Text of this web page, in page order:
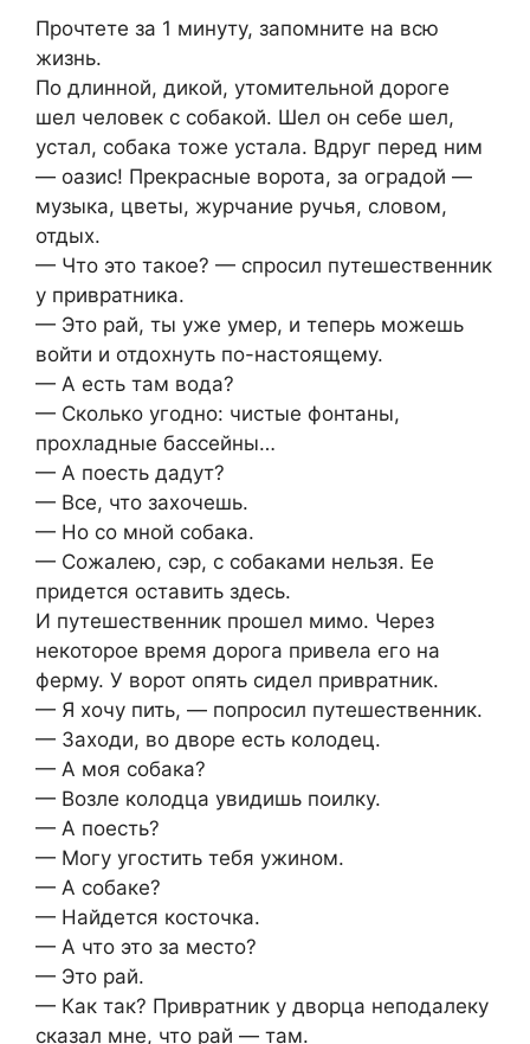
Прочтете за 1 минуту, запомните на всю
жизнь.
По длинной, дикой, утомительной дороге
шел человек с собакой. Шел он себе шел,
устал, собака тоже устала. Вдруг перед ним
— оазис! Прекрасные ворота, за оградой —
музыка, цветы, журчание ручья, словом,
отдых.
— Что это такое? — спросил путешественник
у привратника.
— Это рай, ты уже умер, и теперь можешь
войти и отдохнуть по-настоящему.
— А есть там вода?
— Сколько угодно: чистые фонтаны,
прохладные бассейны…
— А поесть дадут?
— Все, что захочешь.
— Но со мной собака.
— Сожалею, сэр, с собаками нельзя. Ее
придется оставить здесь.
И путешественник прошел мимо. Через
некоторое время дорога привела его на
ферму. У ворот опять сидел привратник.
— Я хочу пить, — попросил путешественник.
— Заходи, во дворе есть колодец.
— А моя собака?
— Возле колодца увидишь поилку.
— А поесть?
— Могу угостить тебя ужином.
— А собаке?
— Найдется косточка.
— А что это за место?
— Это рай.
— Как так? Привратник у дворца неподалеку
сказал мне, что рай — там.